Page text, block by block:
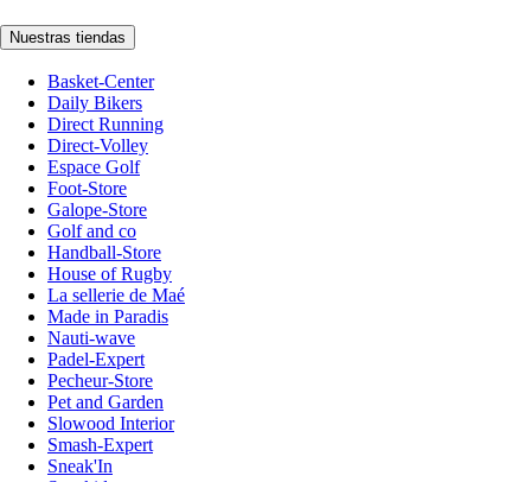
Nuestras tiendas
Basket-Center
Daily Bikers
Direct Running
Direct-Volley
Espace Golf
Foot-Store
Galope-Store
Golf and co
Handball-Store
House of Rugby
La sellerie de Maé
Made in Paradis
Nauti-wave
Padel-Expert
Pecheur-Store
Pet and Garden
Slowood Interior
Smash-Expert
Sneak'In